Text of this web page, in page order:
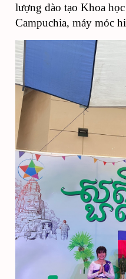
lượng đào tạo Khoa
Campuchia, máy móc